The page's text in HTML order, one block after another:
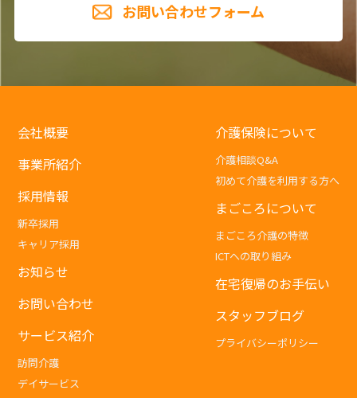
お問い合わせフォーム
会社概要
事業所紹介
採用情報
新卒採用
キャリア採用
お知らせ
お問い合わせ
サービス紹介
訪問介護
デイサービス
介護保険について
介護相談Q&A
初めて介護を利用する方へ
まごころについて
まごころ介護の特徴
ICTへの取り組み
在宅復帰のお手伝い
スタッフブログ
プライバシーポリシー